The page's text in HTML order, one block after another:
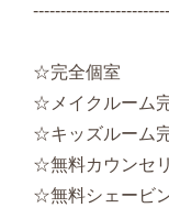
☆完全個室
☆メイクルーム
☆キッズルーム
☆無料カウンセ
☆無料シェービ